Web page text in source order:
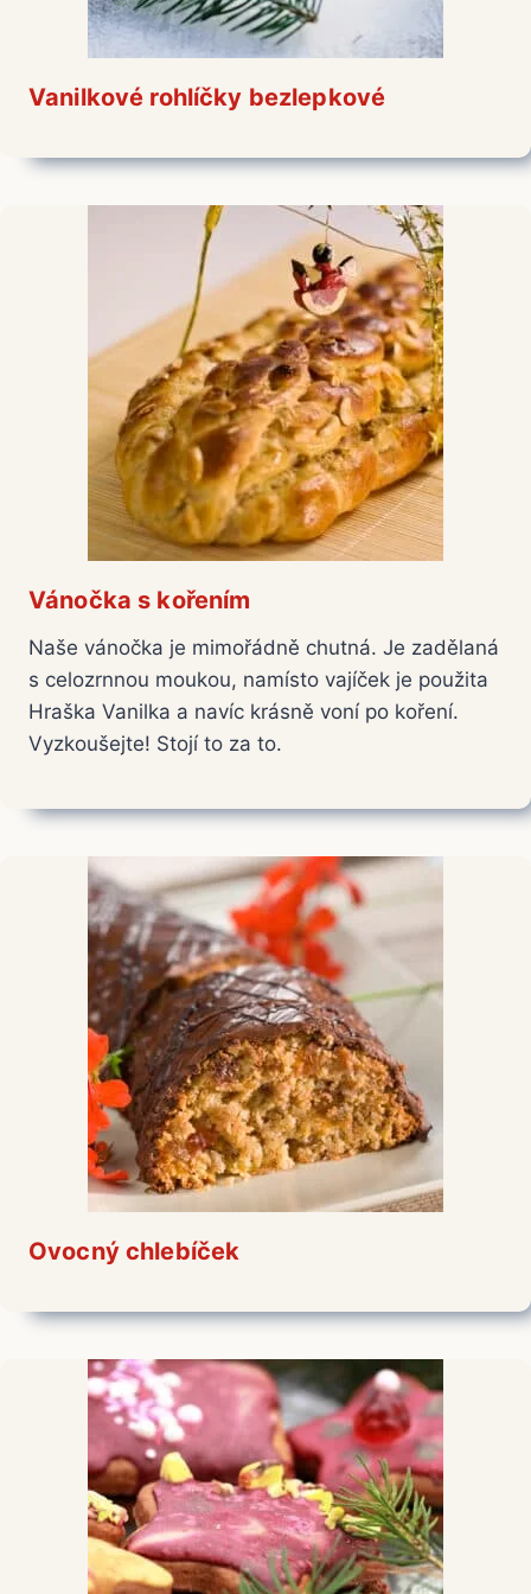
Vanilkové rohlíčky bezlepkové
Vánočka s kořením
Naše vánočka je mimořádně chutná. Je zadělaná
s celozrnnou moukou, namísto vajíček je použita
Hraška Vanilka a navíc krásně voní po koření.
Vyzkoušejte! Stojí to za to.
Ovocný chlebíček